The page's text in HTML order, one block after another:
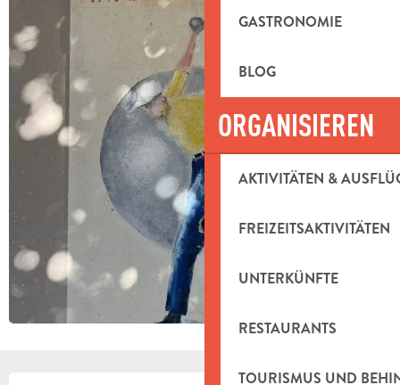
GASTRONOMIE
BLOG
ORGANISIEREN
AKTIVITÄTEN &
FREIZEITSAKTIVITÄTEN
UNTERKÜNFTE
RESTAURANTS
TOURISMUS UND